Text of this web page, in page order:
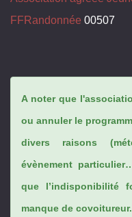
FFRandonnée 00507
A noter que
ou annuler le
divers raisons
évènement
que l’indisponibilité
manque de